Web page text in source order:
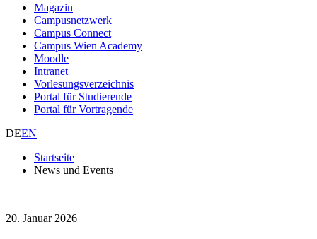
Magazin
Campusnetzwerk
Campus Connect
Campus Wien Academy
Moodle
Intranet
Vorlesungsverzeichnis
Portal für Studierende
Portal für Vortragende
DEEN
Startseite
News und Events
20. Januar 2026